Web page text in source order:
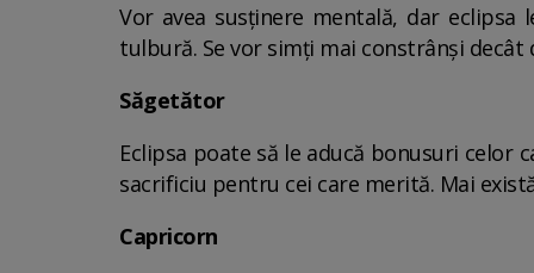
Vor avea susținere mentală, dar
tulbură. Se vor simți mai constrânși decât
Săgetător
Eclipsa poate să le aducă bonusuri celor
sacrificiu pentru cei care merită. Mai
Capricorn